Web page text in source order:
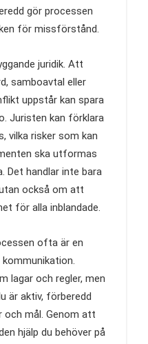
gör processen
för missförstånd.
juridik. Att
samboavtal eller
uppstår kan spara
Juristen kan förklara
vilka risker som kan
ska utformas
Det handlar inte bara
också om att
för alla inblandade.
ofta är en
lagar och regler, men
är aktiv, förberedd
och mål. Genom att
hjälp du behöver på